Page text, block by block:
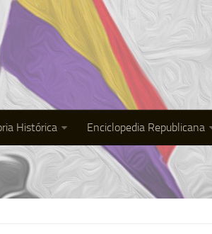
Histórica Enciclopedia Republicana